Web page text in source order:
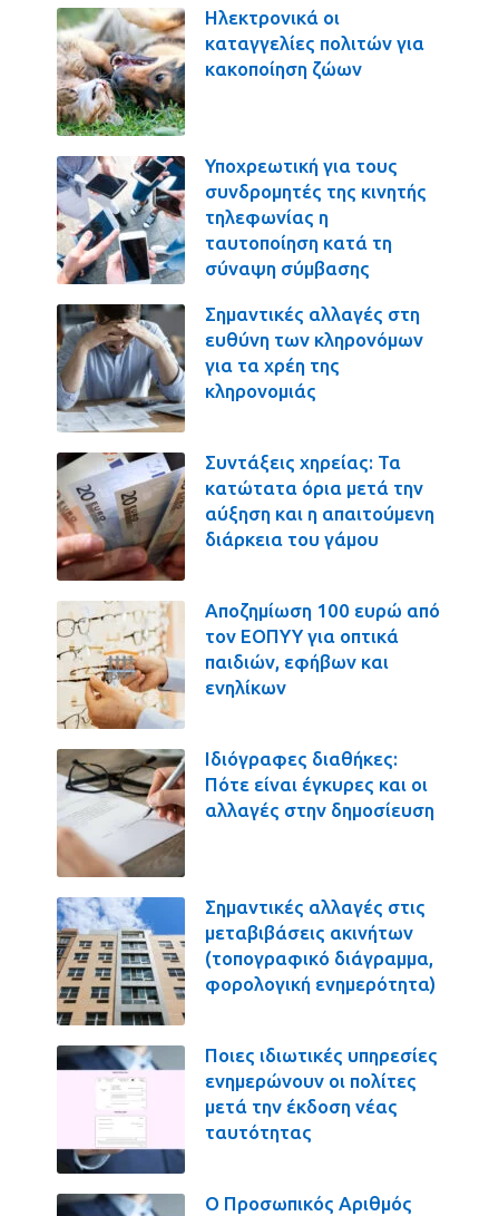
Ηλεκτρονικά οι
καταγγελίες πολιτών για
κακοποίηση ζώων
Υποχρεωτική για τους
συνδρομητές της κινητής
τηλεφωνίας η
ταυτοποίηση κατά τη
σύναψη σύμβασης
Σημαντικές αλλαγές στη
ευθύνη των κληρονόμων
για τα χρέη της
κληρονομιάς
Συντάξεις χηρείας: Τα
κατώτατα όρια μετά την
αύξηση και η απαιτούμενη
διάρκεια του γάμου
Αποζημίωση 100 ευρώ από
τον ΕΟΠΥΥ για οπτικά
παιδιών, εφήβων και
ενηλίκων
Ιδιόγραφες διαθήκες:
Πότε είναι έγκυρες και οι
αλλαγές στην δημοσίευση
Σημαντικές αλλαγές στις
μεταβιβάσεις ακινήτων
(τοπογραφικό διάγραμμα,
φορολογική ενημερότητα)
Ποιες ιδιωτικές υπηρεσίες
ενημερώνουν οι πολίτες
μετά την έκδοση νέας
ταυτότητας
Ο Προσωπικός Αριθμός